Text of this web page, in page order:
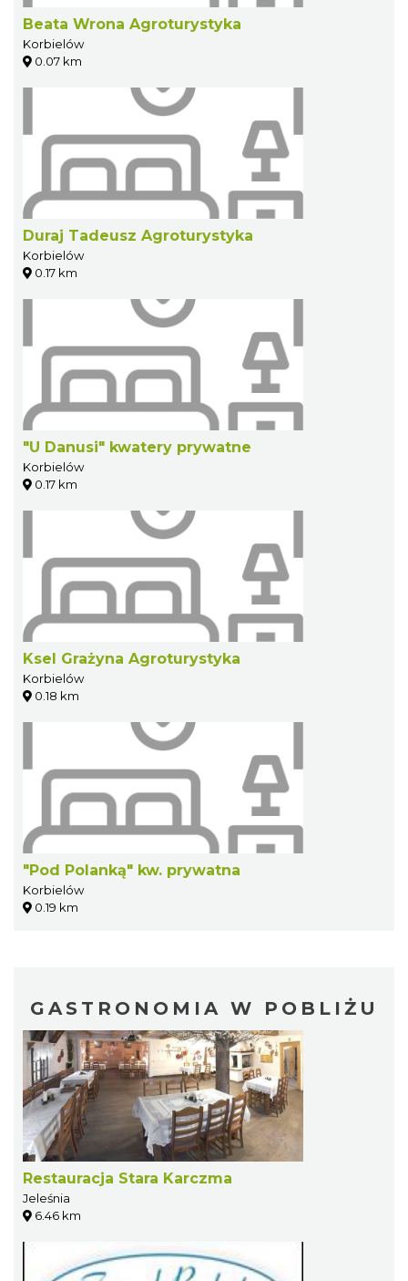
Beata Wrona Agroturystyka
Korbielów
0.07 km
Duraj Tadeusz Agroturystyka
Korbielów
0.17 km
"U Danusi" kwatery prywatne
Korbielów
0.17 km
Ksel Grażyna Agroturystyka
Korbielów
0.18 km
"Pod Polanką" kw. prywatna
Korbielów
0.19 km
GASTRONOMIA W POBLIŻU
Restauracja Stara Karczma
Jeleśnia
6.46 km